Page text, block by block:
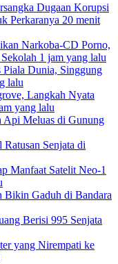
Dugaan Korupsi
Perkaranya 20 menit
Narkoba-CD Porno,
1 jam yang lalu
Dunia, Singgung
lalu
Langkah Nyata
yang lalu
Api Meluas di Gunung
Senjata di
Manfaat Satelit Neo-1
Gaduh di Bandara
Berisi 995 Senjata
yang Nirempati ke